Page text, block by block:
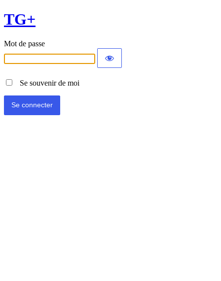
TG+
Mot de passe
Se souvenir de moi